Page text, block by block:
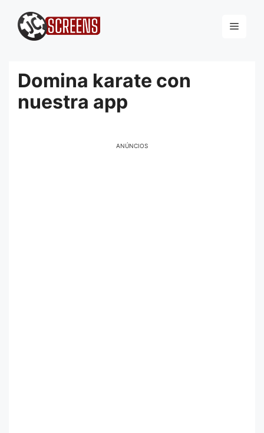
para
Menu
Domina karate con
nuestra app
ANÚNCIOS